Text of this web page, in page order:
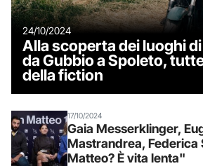
24/10/2024
Alla scoperta dei luoghi
da Gubbio a Spoleto,
della fiction
17/10/2024
Gaia Messerklinger,
Mastrandrea, Federica
Matteo? È vita lenta"